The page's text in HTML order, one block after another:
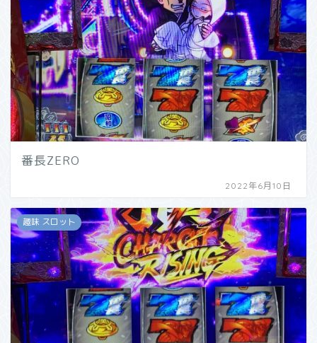
番長ZERO
2022年6月10日
趣味 スロット